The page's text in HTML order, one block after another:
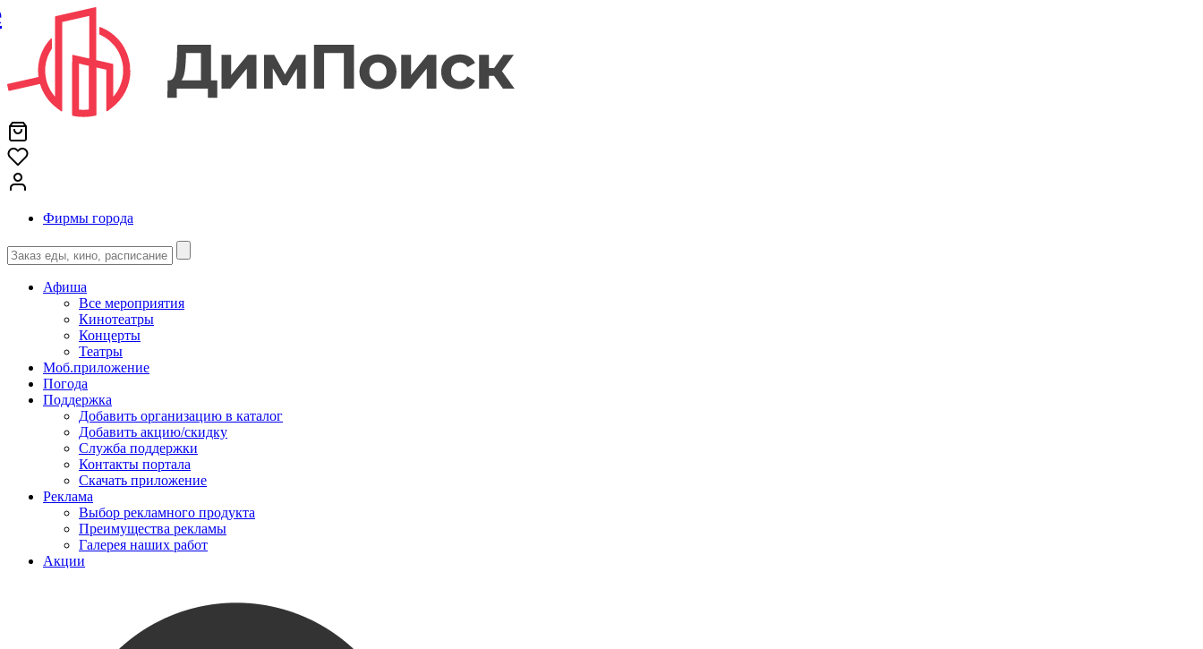
Фирмы города
Афиша
Все мероприятия
Кинотеатры
Концерты
Театры
Моб.приложение
Погода
Поддержка
Добавить организацию в каталог
Добавить акцию/скидку
Служба поддержки
Контакты портала
Скачать приложение
Реклама
Выбор рекламного продукта
Преимущества рекламы
Галерея наших работ
Акции